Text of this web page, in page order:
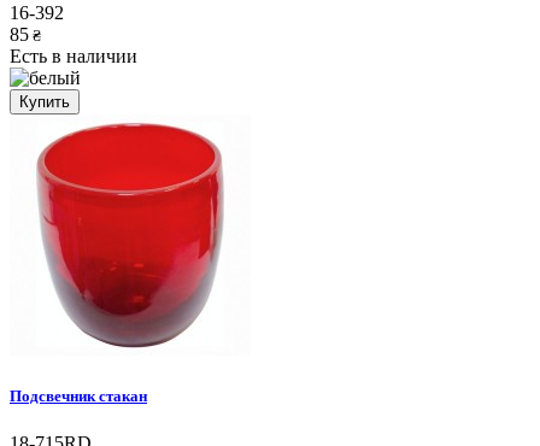
16-392
85 ₴
Есть в наличии
Купить
Подсвечник стакан